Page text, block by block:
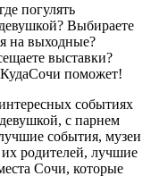
погулять
Выбираете
на выходные?
выставки?
КудаСочи поможет!
событиях
с парнем
события, музеи
родителей, лучшие
Сочи, которые